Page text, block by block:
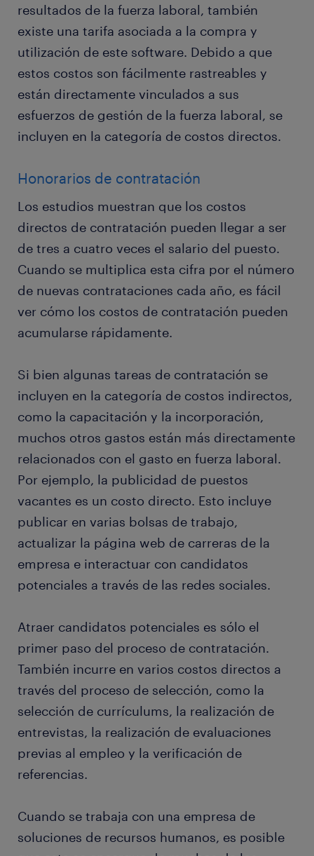
resultados de la fuerza laboral, también
existe una tarifa asociada a la compra y
utilización de este software. Debido a que
estos costos son fácilmente rastreables y
están directamente vinculados a sus
esfuerzos de gestión de la fuerza laboral, se
incluyen en la categoría de costos directos.
Honorarios de contratación
Los estudios muestran que los costos
directos de contratación pueden llegar a ser
de tres a cuatro veces el salario del puesto.
Cuando se multiplica esta cifra por el número
de nuevas contrataciones cada año, es fácil
ver cómo los costos de contratación pueden
acumularse rápidamente.
Si bien algunas tareas de contratación se
incluyen en la categoría de costos indirectos,
como la capacitación y la incorporación,
muchos otros gastos están más directamente
relacionados con el gasto en fuerza laboral.
Por ejemplo, la publicidad de puestos
vacantes es un costo directo. Esto incluye
publicar en varias bolsas de trabajo,
actualizar la página web de carreras de la
empresa e interactuar con candidatos
potenciales a través de las redes sociales.
Atraer candidatos potenciales es sólo el
primer paso del proceso de contratación.
También incurre en varios costos directos a
través del proceso de selección, como la
selección de currículums, la realización de
entrevistas, la realización de evaluaciones
previas al empleo y la verificación de
referencias.
Cuando se trabaja con una empresa de
soluciones de recursos humanos, es posible